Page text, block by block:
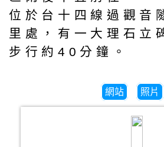
位於台十四線過觀音
里處，有一大理石立
步行約40分鐘。
網站 照片